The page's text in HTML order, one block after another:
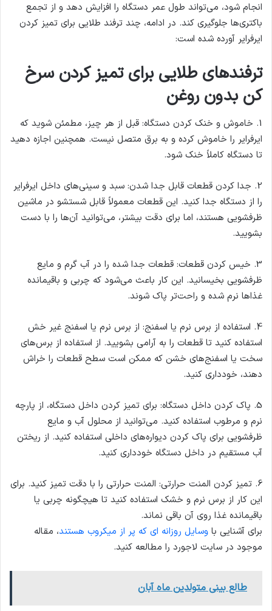
انجام شود، می‌تواند طول عمر دستگاه را افزایش دهد و از تجمع
باکتری‌ها جلوگیری کند. در ادامه، چند ترفند طلایی برای تمیز کردن
ایرفرایر آورده شده است:
ترفندهای طلایی برای تمیز کردن سرخ
کن بدون روغن
1. خاموش و خنک کردن دستگاه: قبل از هر چیز، مطمئن شوید که
ایرفرایر را خاموش کرده و به برق متصل نیست. همچنین اجازه دهید
تا دستگاه کاملاً خنک شود.
2. جدا کردن قطعات قابل جدا شدن: سبد و سینی‌های داخل ایرفرایر
را از دستگاه جدا کنید. این قطعات معمولاً قابل شستشو در ماشین
ظرفشویی هستند، اما برای دقت بیشتر، می‌توانید آن‌ها را با دست
بشویید.
3. خیس کردن قطعات: قطعات جدا شده را در آب گرم و مایع
ظرفشویی بخیسانید. این کار باعث می‌شود که چربی و باقیمانده
غذاها نرم شده و راحت‌تر پاک شوند.
4. استفاده از برس نرم یا اسفنج: از برس نرم یا اسفنج غیر خش
استفاده کنید تا قطعات را به آرامی بشویید. از استفاده از برس‌های
سخت یا اسفنج‌های خشن که ممکن است سطح قطعات را خراش
دهند، خودداری کنید.
5. پاک کردن داخل دستگاه: برای تمیز کردن داخل دستگاه، از پارچه
نرم و مرطوب استفاده کنید. می‌توانید از محلول آب و مایع
ظرفشویی برای پاک کردن دیواره‌های داخلی استفاده کنید. از ریختن
آب مستقیم در داخل دستگاه خودداری کنید.
6. تمیز کردن المنت حرارتی: المنت حرارتی را با دقت تمیز کنید. برای
این کار از برس نرم و خشک استفاده کنید تا هیچگونه چربی یا
باقیمانده غذا روی آن باقی نماند.
برای آشنایی با وسایل روزانه ای که پر از میکروب هستند، مقاله
موجود در سایت لاجورد را مطالعه کنید.
طالع بینی متولدین ماه آبان